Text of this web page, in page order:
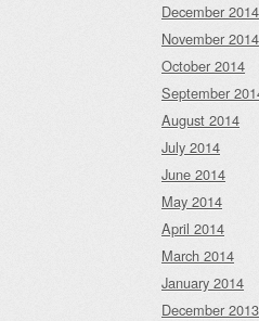
December 2014
November 2014
October 2014
September
August 2014
July 2014
June 2014
May 2014
April 2014
March 2014
January 2014
December 2013